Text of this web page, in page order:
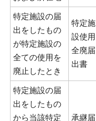
特定施設の届
出をしたもの
が特定施設の
全ての使用を
廃止したとき
特定施
設使用
全廃届
出書
特定施設の届
出をしたもの
から当該特定
承継届